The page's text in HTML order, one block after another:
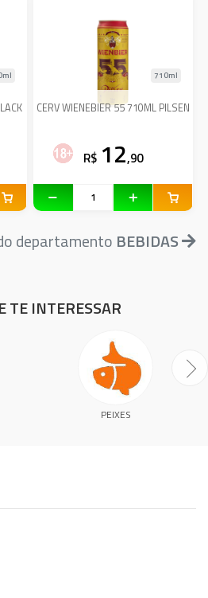
CERV WIENEBIER 55 710ML PILSEN
710ml
R$ 12,90
departamento BEBIDAS
TE INTERESSAR
PEIXES